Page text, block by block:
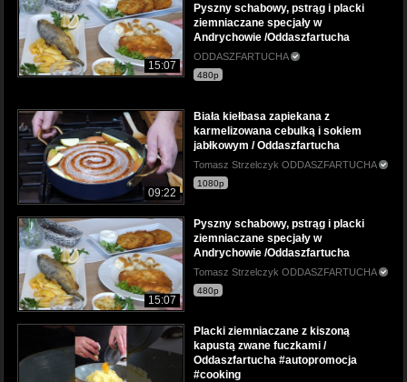
15:07
Pyszny schabowy, pstrąg i placki
ziemniaczane specjały w
Andrychowie /Oddaszfartucha
ODDASZFARTUCHA
480p
09:22
Biała kiełbasa zapiekana z
karmelizowana cebulką i sokiem
jabłkowym / Oddaszfartucha
Tomasz Strzelczyk ODDASZFARTUCHA
1080p
15:07
Pyszny schabowy, pstrąg i placki
ziemniaczane specjały w
Andrychowie /Oddaszfartucha
Tomasz Strzelczyk ODDASZFARTUCHA
480p
Placki ziemniaczane z kiszoną
kapustą zwane fuczkami /
Oddaszfartucha #autopromocja
#cooking